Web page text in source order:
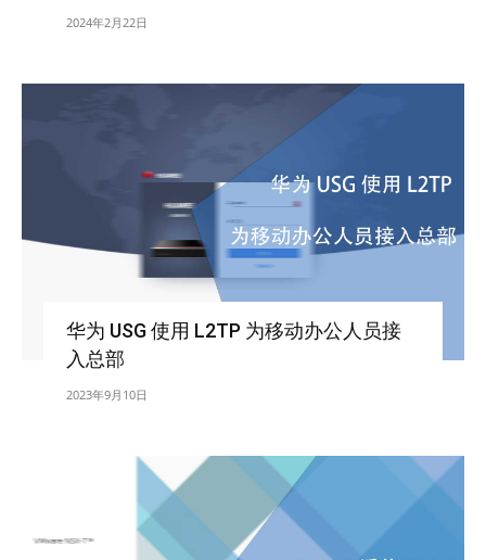
2024年2月22日
华为 USG 使用 L2TP 为移动办公人员接
入总部
2023年9月10日